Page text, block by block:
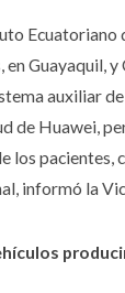
Ecuatoriano
Guayaquil, y
auxiliar
de Huawei,
los pacientes,
informó la